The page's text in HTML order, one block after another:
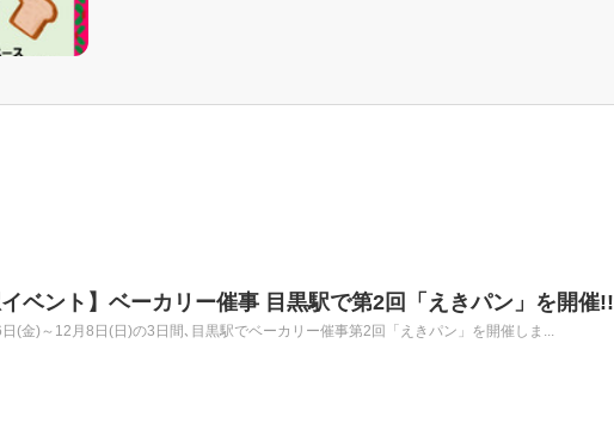
イベント】ベーカリー催事 目黒駅で第2回「えきパン」を開催!!
(金)～12月8日(日)の3日間､目黒駅でベーカリー催事第2回「えきパン」を開催しま...